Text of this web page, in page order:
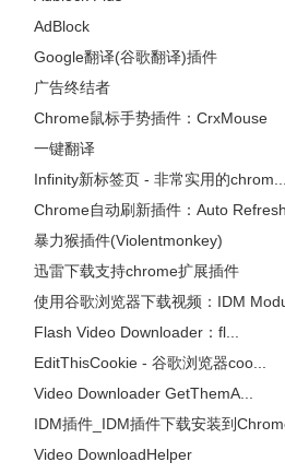
AdBlock
Google翻译(谷歌翻译)插件
广告终结者
Chrome鼠标手势插件：CrxMouse
一键翻译
Infinity新标签页 - 非常实用的chrom...
Chrome自动刷新插件：Auto Refresh
暴力猴插件(Violentmonkey)
迅雷下载支持chrome扩展插件
使用谷歌浏览器下载视频：IDM
Flash Video Downloader：fl...
EditThisCookie - 谷歌浏览器coo...
Video Downloader GetThemA...
IDM插件_IDM插件下载安装到
Video DownloadHelper